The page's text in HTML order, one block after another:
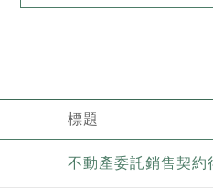
標題
不動產委託銷售契約